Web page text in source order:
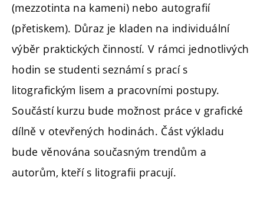
(mezzotinta na kameni) nebo autografií
(přetiskem). Důraz je kladen na individuální
výběr praktických činností. V rámci jednotlivých
hodin se studenti seznámí s prací s
litografickým lisem a pracovními postupy.
Součástí kurzu bude možnost práce v grafické
dílně v otevřených hodinách. Část výkladu
bude věnována současným trendům a
autorům, kteří s litografii pracují.